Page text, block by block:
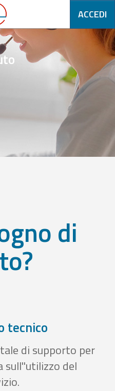
ACCEDI
di
tecnico
di supporto per
sull''utilizzo del